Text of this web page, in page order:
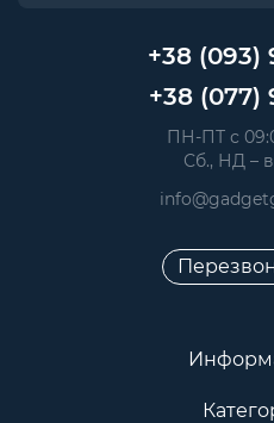
+38 (093)
+38 (077)
ПН-ПТ с
Сб., НД –